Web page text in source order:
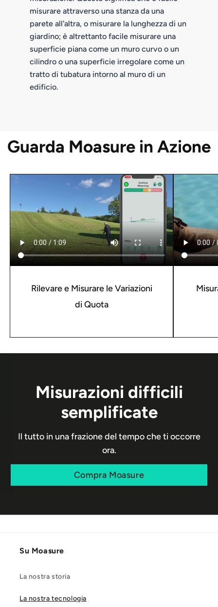
misurare attraverso una stanza da una
parete all'altra, o misurare la lunghezza di un
giardino; è altrettanto facile misurare una
superficie piana come un muro curvo o un
cilindro o una superficie irregolare come un
tratto di tubatura intorno al muro di un
edificio.
Guarda Moasure in Azione
Rilevare e Misurare le Variazioni
di Quota
Misurazioni difficili
semplificate
Il tutto in una frazione del tempo che ti occorre
ora.
Compra Moasure
Su Moasure
La nostra storia
La nostra tecnologia